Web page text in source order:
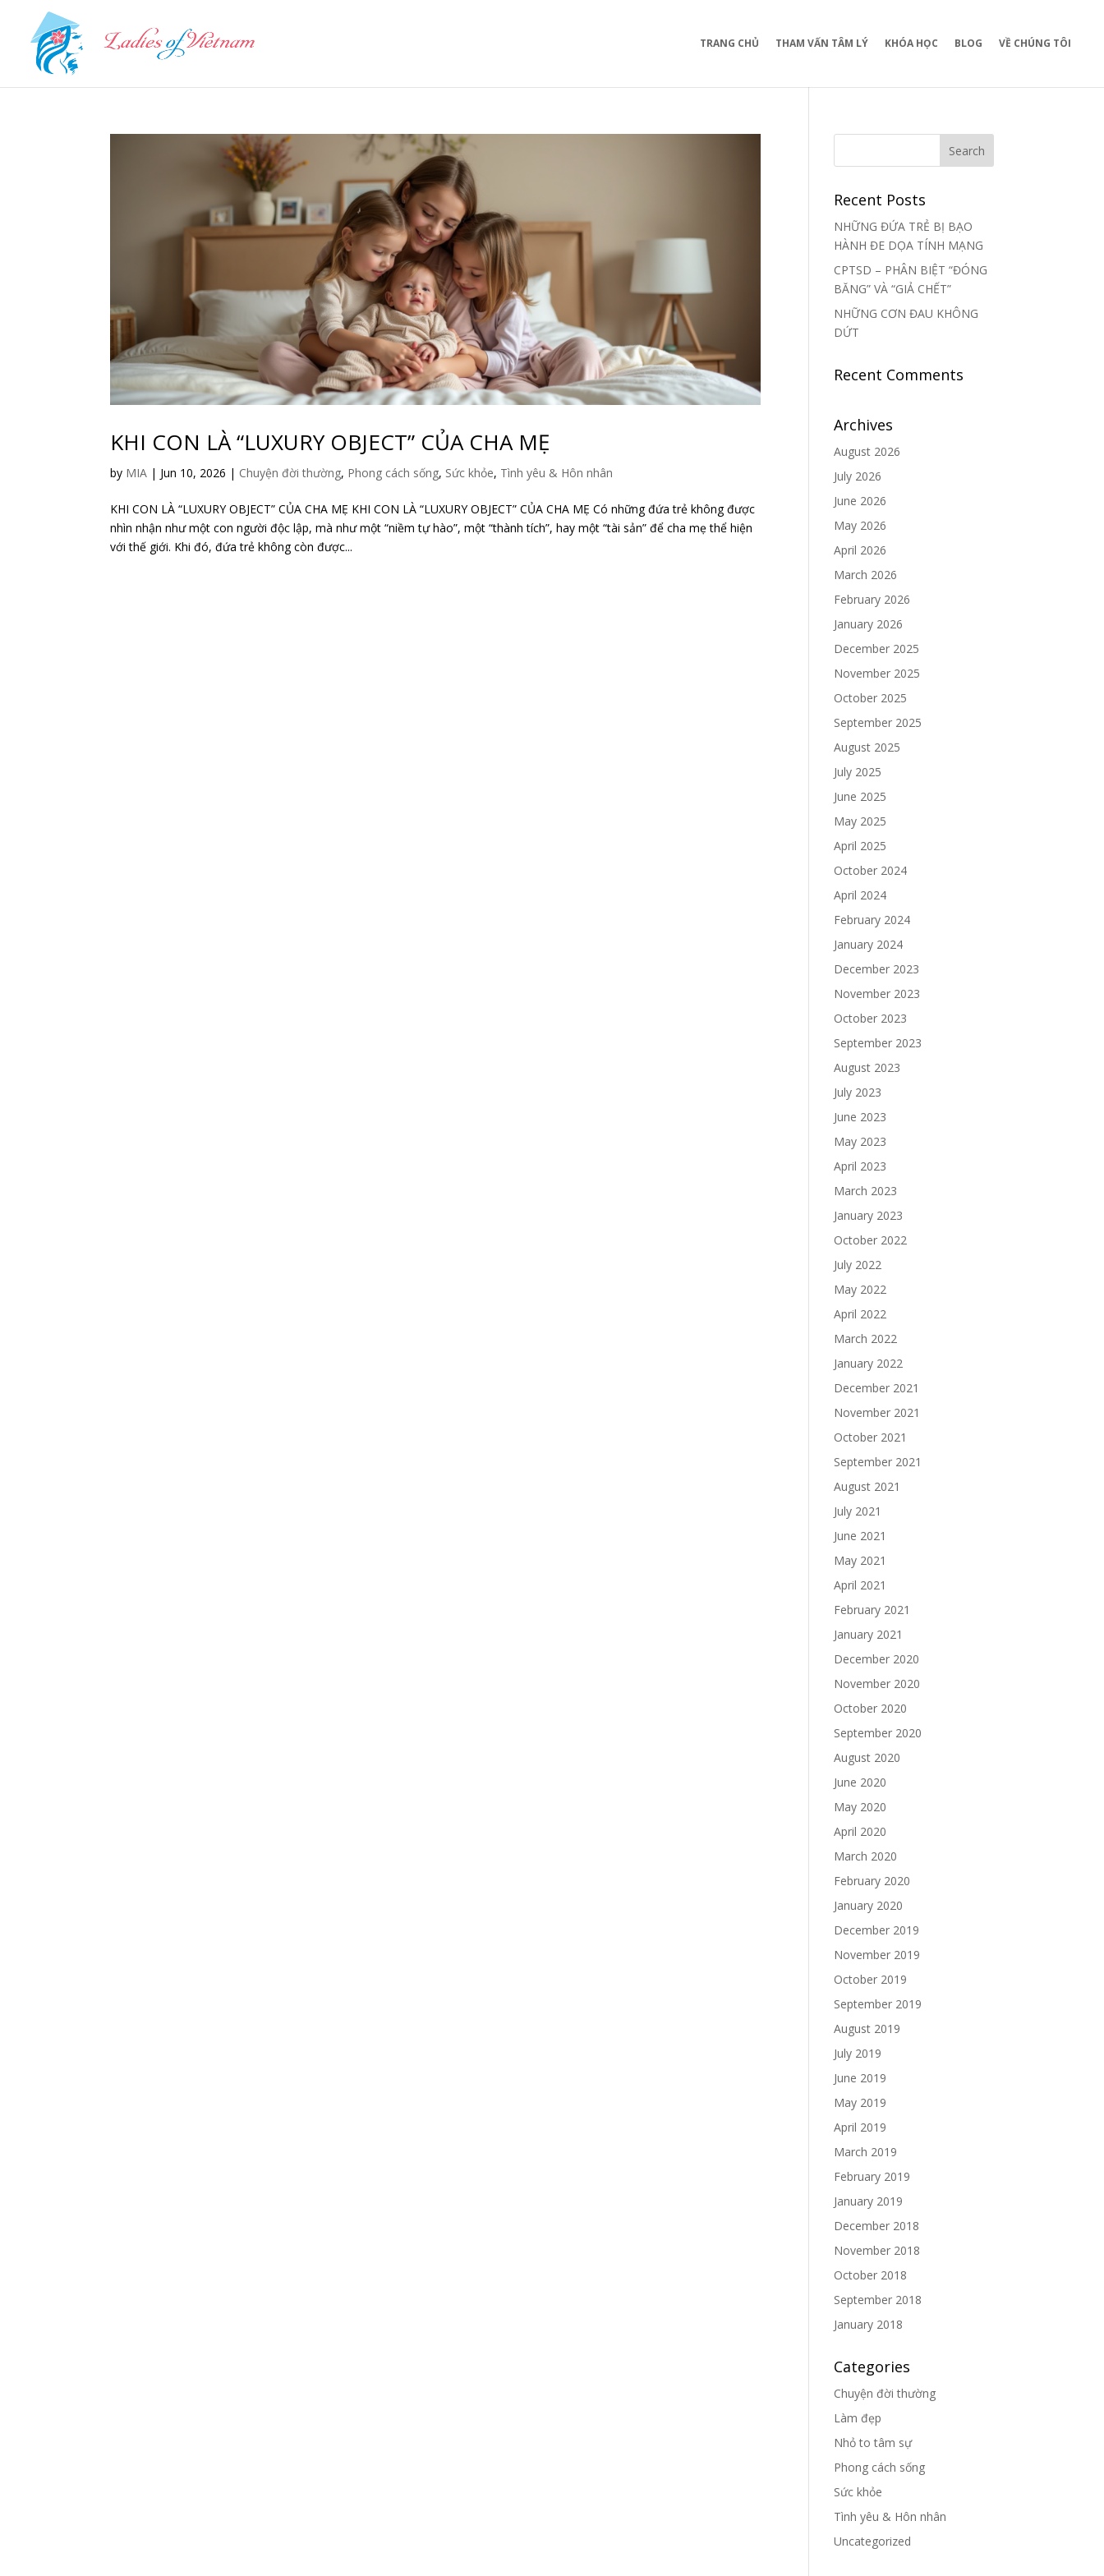
TRANG CHỦ THAM VẤN TÂM LÝ KHÓA HỌC BLOG VỀ CHÚNG TÔI
KHI CON LÀ “LUXURY OBJECT” CỦA CHA MẸ
by MIA | Jun 10, 2026 | Chuyện đời thường, Phong cách sống, Sức khỏe, Tình yêu & Hôn nhân
KHI CON LÀ “LUXURY OBJECT” CỦA CHA MẸ KHI CON LÀ “LUXURY OBJECT” CỦA CHA MẸ Có những đứa trẻ không được
nhìn nhận như một con người độc lập, mà như một “niềm tự hào”, một “thành tích”, hay một “tài sản” để cha mẹ thể hiện
với thế giới. Khi đó, đứa trẻ không còn được...
Recent Posts
NHỮNG ĐỨA TRẺ BỊ BẠO
HÀNH ĐE DỌA TÍNH MẠNG
CPTSD – PHÂN BIỆT “ĐÓNG
BĂNG” VÀ “GIẢ CHẾT”
NHỮNG CƠN ĐAU KHÔNG
DỨT
Recent Comments
Archives
August 2026
July 2026
June 2026
May 2026
April 2026
March 2026
February 2026
January 2026
December 2025
November 2025
October 2025
September 2025
August 2025
July 2025
June 2025
May 2025
April 2025
October 2024
April 2024
February 2024
January 2024
December 2023
November 2023
October 2023
September 2023
August 2023
July 2023
June 2023
May 2023
April 2023
March 2023
January 2023
October 2022
July 2022
May 2022
April 2022
March 2022
January 2022
December 2021
November 2021
October 2021
September 2021
August 2021
July 2021
June 2021
May 2021
April 2021
February 2021
January 2021
December 2020
November 2020
October 2020
September 2020
August 2020
June 2020
May 2020
April 2020
March 2020
February 2020
January 2020
December 2019
November 2019
October 2019
September 2019
August 2019
July 2019
June 2019
May 2019
April 2019
March 2019
February 2019
January 2019
December 2018
November 2018
October 2018
September 2018
January 2018
Categories
Chuyện đời thường
Làm đẹp
Nhỏ to tâm sự
Phong cách sống
Sức khỏe
Tình yêu & Hôn nhân
Uncategorized